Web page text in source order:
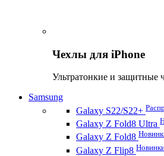
Чехлы для iPhone
Ультратонкие и защитные
Samsung
Galaxy S22/S22+
Galaxy Z Fold8 Ultra
Galaxy Z Fold8
Galaxy Z Flip8